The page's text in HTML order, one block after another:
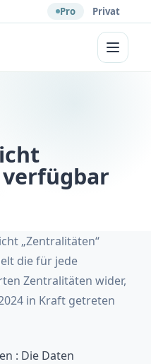
Pro Privat
Menü
„Zentralitäten“
die für jede
Zentralitäten wider,
in Kraft getreten
: Die Daten